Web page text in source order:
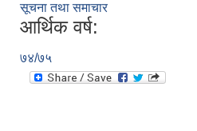
सूचना तथा समाचार
आर्थिक वर्ष:
७४/७५